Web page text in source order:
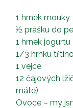
1 hrnek mouky
½ prášku do
1 hrnek jogurtu
1/3 hrnku
1 vejce
12 čajových
máte)
Ovoce – my